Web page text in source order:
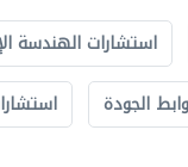
استشارات الهندسة
الجودة